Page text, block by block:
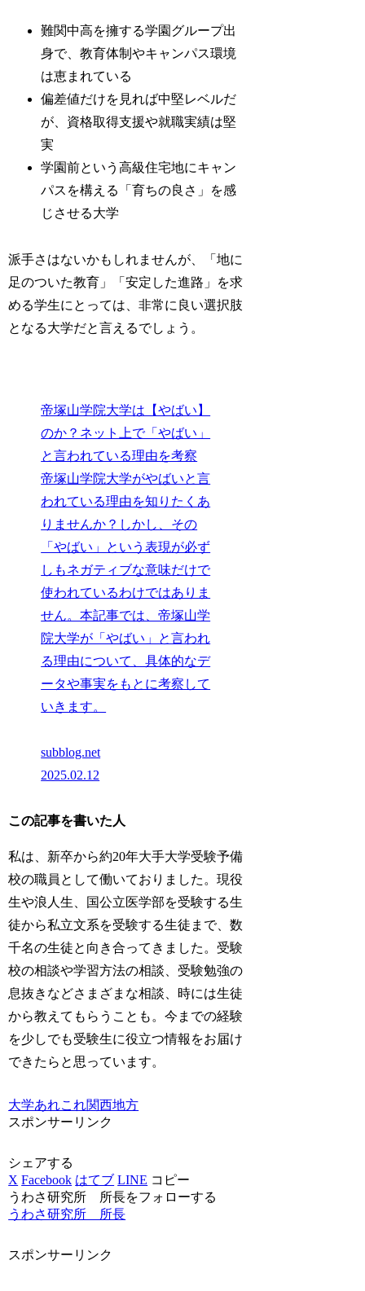
難関中高を擁する学園グループ出
身で、教育体制やキャンパス環境
は恵まれている
偏差値だけを見れば中堅レベルだ
が、資格取得支援や就職実績は堅
実
学園前という高級住宅地にキャン
パスを構える「育ちの良さ」を感
じさせる大学
派手さはないかもしれませんが、「地に
足のついた教育」「安定した進路」を求
める学生にとっては、非常に良い選択肢
となる大学だと言えるでしょう。
帝塚山学院大学は【やばい】
のか？ネット上で「やばい」
と言われている理由を考察
帝塚山学院大学がやばいと言
われている理由を知りたくあ
りませんか？しかし、その
「やばい」という表現が必ず
しもネガティブな意味だけで
使われているわけではありま
せん。本記事では、帝塚山学
院大学が「やばい」と言われ
る理由について、具体的なデ
ータや事実をもとに考察して
いきます。
subblog.net
2025.02.12
この記事を書いた人
私は、新卒から約20年大手大学受験予備
校の職員として働いておりました。現役
生や浪人生、国公立医学部を受験する生
徒から私立文系を受験する生徒まで、数
千名の生徒と向き合ってきました。受験
校の相談や学習方法の相談、受験勉強の
息抜きなどさまざまな相談、時には生徒
から教えてもらうことも。今までの経験
を少しでも受験生に役立つ情報をお届け
できたらと思っています。
大学あれこれ関西地方
スポンサーリンク
シェアする
X Facebook はてブ LINE コピー
うわさ研究所 所長をフォローする
うわさ研究所 所長
スポンサーリンク